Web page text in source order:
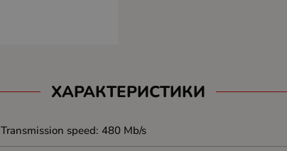
ХАРАКТЕРИСТИКИ
Transmission speed: 480 Mb/s